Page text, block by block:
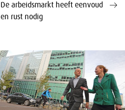
De arbeidsmarkt heeft eenvoud
en rust nodig